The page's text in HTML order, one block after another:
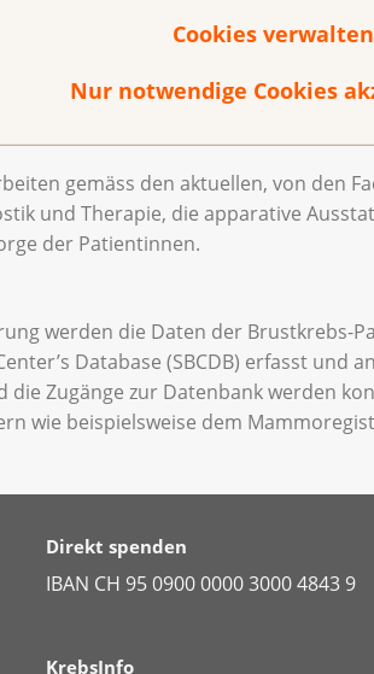
Cookies verwalten
Nur notwendige Cookies
Mindestens 100
jährlich betreuen und die
gemäss den aktuellen, von den
und Therapie, die apparative
der Patientinnen.
werden die Daten der Brustkrebs-
Database (SBCDB) erfasst und
die Zugänge zur Datenbank werden
wie beispielsweise dem
Direkt spenden
IBAN CH 95 0900 0000 3000 4843 9
KrebsInfo